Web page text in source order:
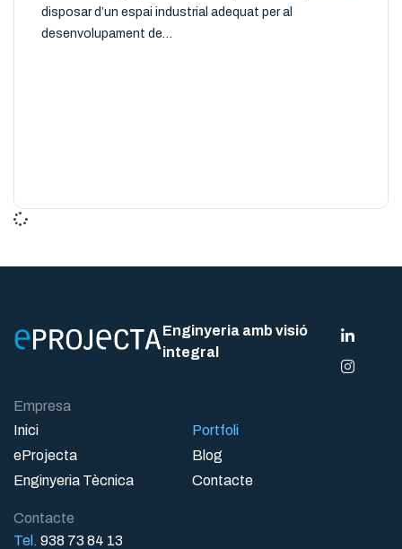
disposar d’un espai industrial adequat per al
desenvolupament de…
Enginyeria amb visió
integral
Empresa
Inici
eProjecta
Enginyeria Tècnica
Portfoli
Blog
Contacte
Contacte
Tel. 938 73 84 13